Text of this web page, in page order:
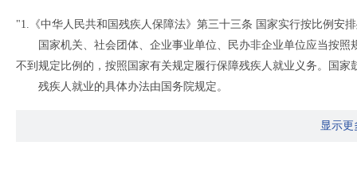
"1.《中华人民共和国残疾人保障法》第三十三条 国家实行按比例安
国家机关、社会团体、企业事业单位、民办非企业单位应当按照
不到规定比例的，按照国家有关规定履行保障残疾人就业义务。国
残疾人就业的具体办法由国务院规定。
显示更